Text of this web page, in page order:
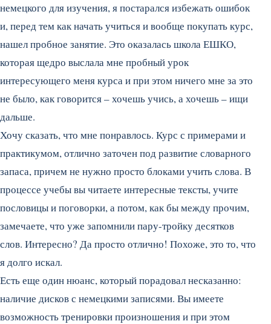
немецкого для изучения, я постарался избежать ошибок
и, перед тем как начать учиться и вообще покупать курс,
нашел пробное занятие. Это оказалась школа ЕШКО,
которая щедро выслала мне пробный урок
интересующего меня курса и при этом ничего мне за это
не было, как говорится – хочешь учись, а хочешь – ищи
дальше.
Хочу сказать, что мне понравлось. Курс с примерами и
практикумом, отлично заточен под развитие словарного
запаса, причем не нужно просто блоками учить слова. В
процессе учебы вы читаете интересные тексты, учите
пословицы и поговорки, а потом, как бы между прочим,
замечаете, что уже запомнили пару-тройку десятков
слов. Интересно? Да просто отлично! Похоже, это то, что
я долго искал.
Есть еще один нюанс, который порадовал несказанно:
наличие дисков с немецкими записями. Вы имеете
возможность тренировки произношения и при этом